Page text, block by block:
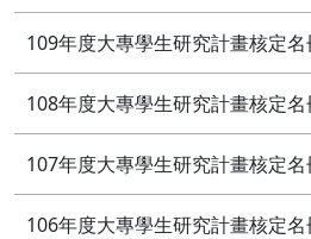
109年度大專學生研究計畫核定名
108年度大專學生研究計畫核定名
107年度大專學生研究計畫核定名
106年度大專學生研究計畫核定名